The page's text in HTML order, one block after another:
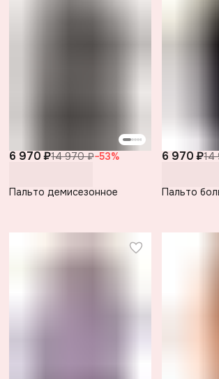
6 970 ₽14 970 ₽−53%
Пальто демисезонное
6 970 ₽14
Пальто